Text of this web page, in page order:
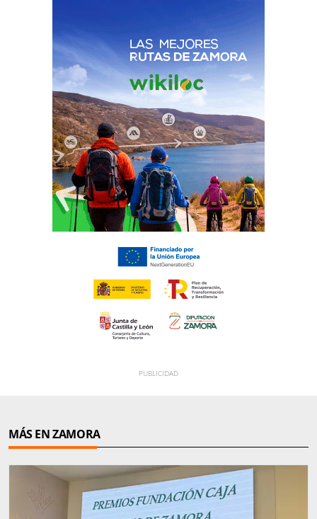
MÁS EN ZAMORA